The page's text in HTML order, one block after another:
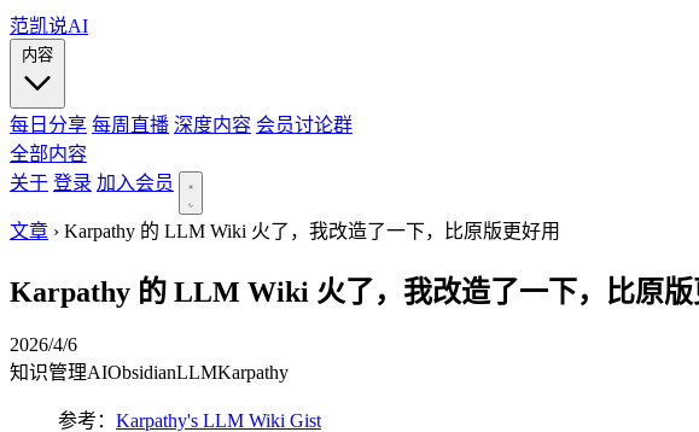
范凯说AI
每日分享 每周直播 深度内容 会员讨论群
全部内容
关于 登录 加入会员
文章 › Karpathy 的 LLM Wiki 火了，我改造了一下，比原版更好用
Karpathy 的 LLM Wiki 火了，我改造了一下，比原版
2026/4/6
知识管理AIObsidianLLMKarpathy
参考： Karpathy's LLM Wiki Gist